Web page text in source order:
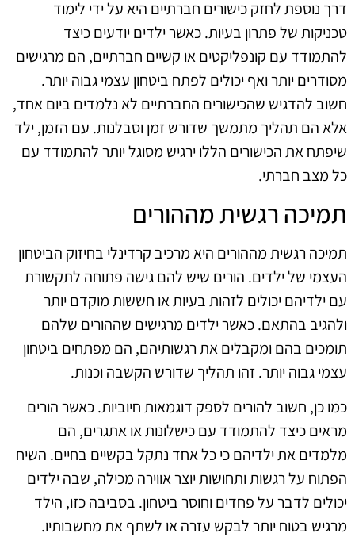
דרך נוספת לחזק כישורים חברתיים היא על ידי לימוד
טכניקות של פתרון בעיות. כאשר ילדים יודעים כיצד
להתמודד עם קונפליקטים או קשיים חברתיים, הם מרגישים
מסודרים יותר ואף יכולים לפתח ביטחון עצמי גבוה יותר.
חשוב להדגיש שהכישורים החברתיים לא נלמדים ביום אחד,
אלא הם תהליך מתמשך שדורש זמן וסבלנות. עם הזמן, ילד
שיפתח את הכישורים הללו ירגיש מסוגל יותר להתמודד עם
כל מצב חברתי.
תמיכה רגשית מההורים
תמיכה רגשית מההורים היא מרכיב קרדינלי בחיזוק הביטחון
העצמי של ילדים. הורים שיש להם גישה פתוחה לתקשורת
עם ילדיהם יכולים לזהות בעיות או חששות מוקדם יותר
ולהגיב בהתאם. כאשר ילדים מרגישים שההורים שלהם
תומכים בהם ומקבלים את רגשותיהם, הם מפתחים ביטחון
עצמי גבוה יותר. זהו תהליך שדורש הקשבה וכנות.
כמו כן, חשוב להורים לספק דוגמאות חיוביות. כאשר הורים
מראים כיצד להתמודד עם כישלונות או אתגרים, הם
מלמדים את ילדיהם כי כל אחד נתקל בקשיים בחיים. השיח
הפתוח על רגשות ותחושות יוצר אווירה מכילה, שבה ילדים
יכולים לדבר על פחדים וחוסר ביטחון. בסביבה כזו, הילד
מרגיש בטוח יותר לבקש עזרה או לשתף את מחשבותיו.